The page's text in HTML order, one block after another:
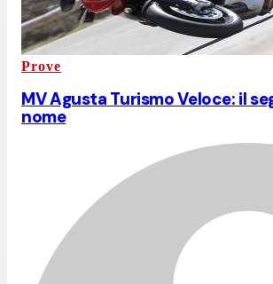
Prove
MV Agusta Turismo Veloce: il
nome